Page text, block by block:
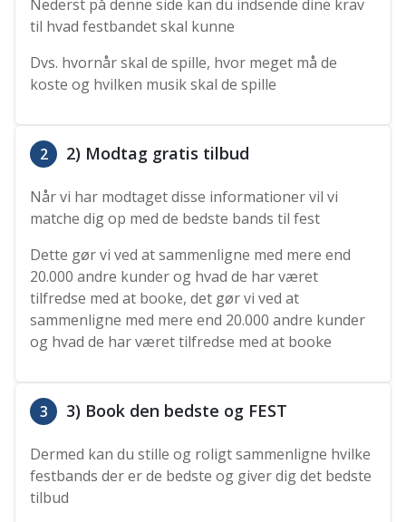
Nederst på denne side kan du indsende dine krav
til hvad festbandet skal kunne
Dvs. hvornår skal de spille, hvor meget må de
koste og hvilken musik skal de spille
2 2) Modtag gratis tilbud
Når vi har modtaget disse informationer vil vi
matche dig op med de bedste bands til fest
Dette gør vi ved at sammenligne med mere end
20.000 andre kunder og hvad de har været
tilfredse med at booke, det gør vi ved at
sammenligne med mere end 20.000 andre kunder
og hvad de har været tilfredse med at booke
3 3) Book den bedste og FEST
Dermed kan du stille og roligt sammenligne hvilke
festbands der er de bedste og giver dig det bedste
tilbud